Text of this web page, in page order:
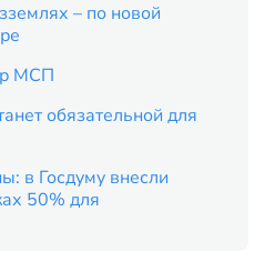
– по новой
МСП
обязательной для
в Госдуму внесли
50% для